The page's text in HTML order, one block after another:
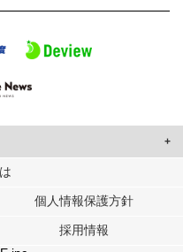
ーに合わせたコンテンツや広告の
ナーに提供しています。
個人情報保護方針
採用情報